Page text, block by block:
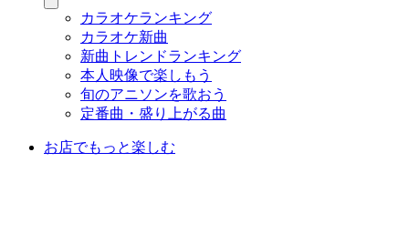
カラオケランキング
カラオケ新曲
新曲トレンドランキング
本人映像で楽しもう
旬のアニソンを歌おう
定番曲・盛り上がる曲
お店でもっと楽しむ